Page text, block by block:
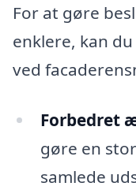
For at gøre
enklere, kan
ved
Forbedret
gøre en
samlede